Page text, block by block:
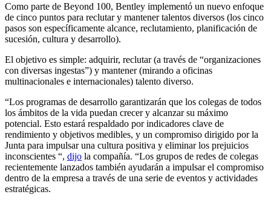
Como parte de Beyond 100, Bentley implementó un nuevo enfoque
de cinco puntos para reclutar y mantener talentos diversos (los cinco
pasos son específicamente alcance, reclutamiento, planificación de
sucesión, cultura y desarrollo).
El objetivo es simple: adquirir, reclutar (a través de “organizaciones
con diversas ingestas”) y mantener (mirando a oficinas
multinacionales e internacionales) talento diverso.
“Los programas de desarrollo garantizarán que los colegas de todos
los ámbitos de la vida puedan crecer y alcanzar su máximo
potencial. Esto estará respaldado por indicadores clave de
rendimiento y objetivos medibles, y un compromiso dirigido por la
Junta para impulsar una cultura positiva y eliminar los prejuicios
inconscientes “, dijo la compañía. “Los grupos de redes de colegas
recientemente lanzados también ayudarán a impulsar el compromiso
dentro de la empresa a través de una serie de eventos y actividades
estratégicas.